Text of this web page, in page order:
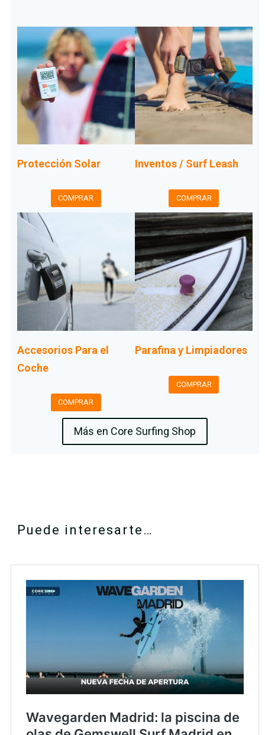
Protección Solar
COMPRAR
Inventos / Surf Leash
COMPRAR
Accesorios Para el
Coche
COMPRAR
Parafina y Limpiadores
COMPRAR
Más en Core Surfing Shop
Puede interesarte…